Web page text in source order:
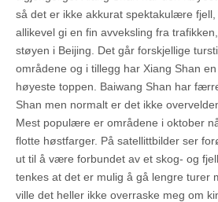
så det er ikke akkurat spektakulære
allikevel gi en fin avveksling fra
støyen i Beijing. Det går forskjellige
områdene og i tillegg har Xiang Shan
høyeste toppen. Baiwang Shan har
Shan men normalt er det ikke
Mest populære er områdene i oktober
flotte høstfarger. På satellittbilder ser
ut til å være forbundet av et skog- og
tenkes at det er mulig å gå lengre turer
ville det heller ikke overraske meg om